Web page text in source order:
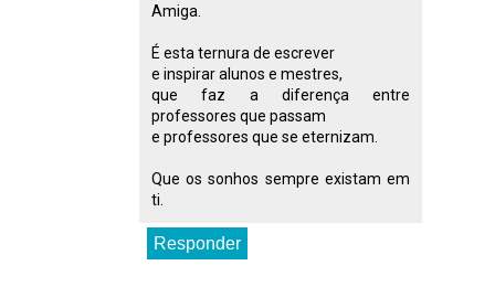
Amiga.
É esta ternura de escrever
e inspirar alunos e mestres,
que faz a diferença entre
professores que passam
e professores que se eternizam.
Que os sonhos sempre existam em
ti.
Responder